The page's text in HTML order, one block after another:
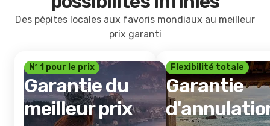
Des pépites locales aux favoris mondiaux au meilleur
prix garanti
Nº 1 pour le prix
Garantie du
meilleur prix
Flexibilité totale
Garantie